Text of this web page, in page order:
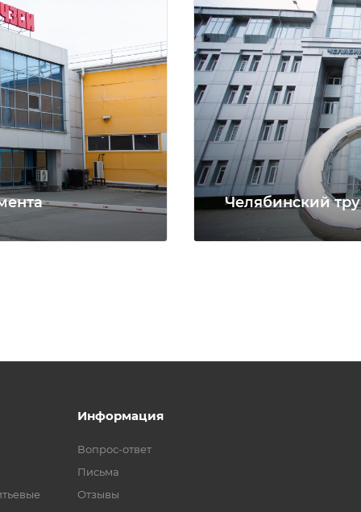
Челябинский
Информация
Вопрос-ответ
Письма
Отзывы